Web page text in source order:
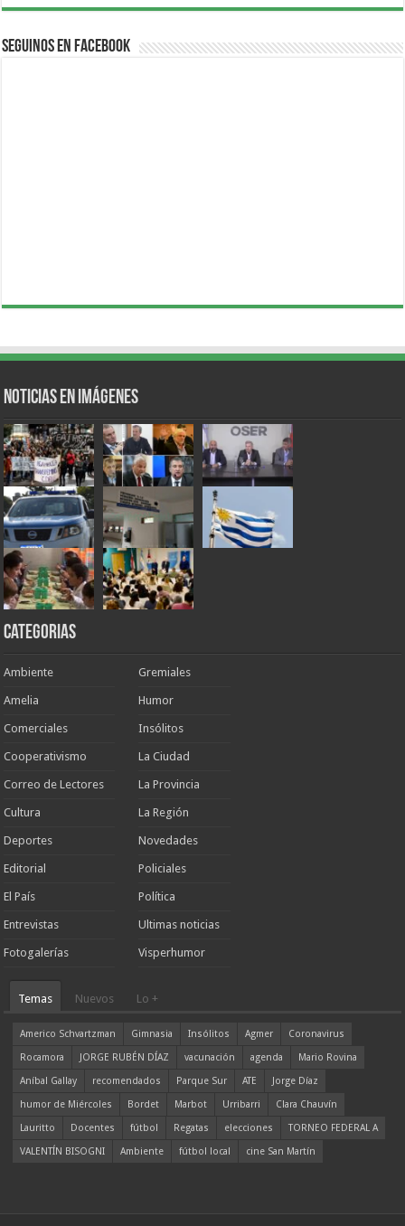
Seguinos en Facebook
Noticias en Imágenes
Categorias
Ambiente
Amelia
Comerciales
Cooperativismo
Correo de Lectores
Cultura
Deportes
Editorial
El País
Entrevistas
Fotogalerías
Gremiales
Humor
Insólitos
La Ciudad
La Provincia
La Región
Novedades
Policiales
Política
Ultimas noticias
Visperhumor
Temas Nuevos Lo +
Americo Schvartzman Gimnasia Insólitos Agmer
Coronavirus
Rocamora
JORGE RUBÉN DÍAZ vacunación agenda
Mario Rovina
Aníbal Gallay
recomendados Parque Sur ATE
Jorge Díaz
humor de Miércoles
Bordet Marbot Urribarri
Clara Chauvín
Lauritto
Docentes fútbol Regatas elecciones
TORNEO FEDERAL A
VALENTÍN BISOGNI
Ambiente fútbol local cine San Martín